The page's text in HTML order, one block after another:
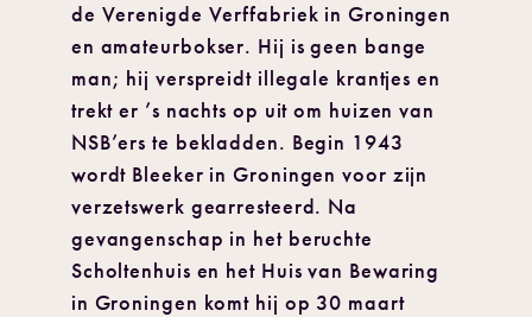
de Verenigde Verffabriek in Groningen
en amateurbokser. Hij is geen bange
man; hij verspreidt illegale krantjes en
trekt er ’s nachts op uit om huizen van
NSB’ers te bekladden. Begin 1943
wordt Bleeker in Groningen voor zijn
verzetswerk gearresteerd. Na
gevangenschap in het beruchte
Scholtenhuis en het Huis van Bewaring
in Groningen komt hij op 30 maart